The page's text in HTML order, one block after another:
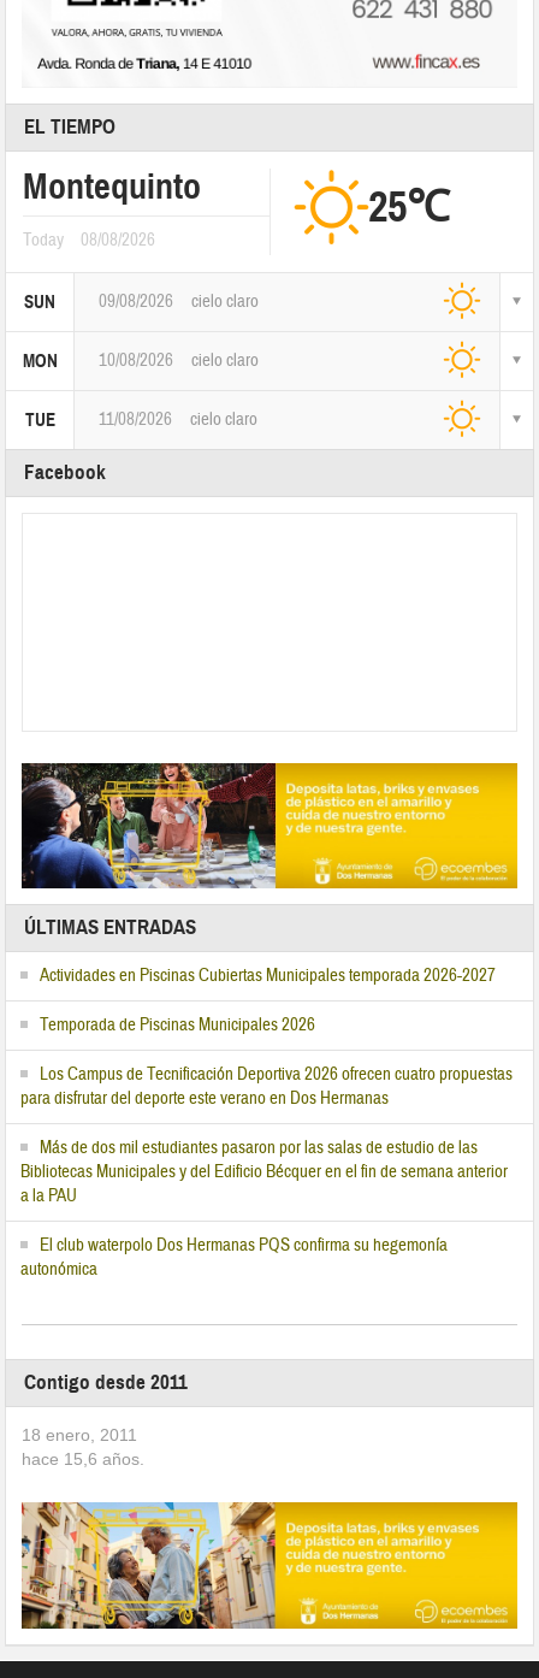
EL TIEMPO
Montequinto
Today 08/08/2026
25℃
SUN 09/08/2026 cielo claro
MON 10/08/2026 cielo claro
TUE 11/08/2026 cielo claro
Facebook
ÚLTIMAS ENTRADAS
Actividades en Piscinas Cubiertas Municipales temporada 2026-2027
Temporada de Piscinas Municipales 2026
Los Campus de Tecnificación Deportiva 2026 ofrecen cuatro propuestas
para disfrutar del deporte este verano en Dos Hermanas
Más de dos mil estudiantes pasaron por las salas de estudio de las
Bibliotecas Municipales y del Edificio Bécquer en el fin de semana anterior
a la PAU
El club waterpolo Dos Hermanas PQS confirma su hegemonía
autonómica
Contigo desde 2011
18 enero, 2011
hace 15,6 años.